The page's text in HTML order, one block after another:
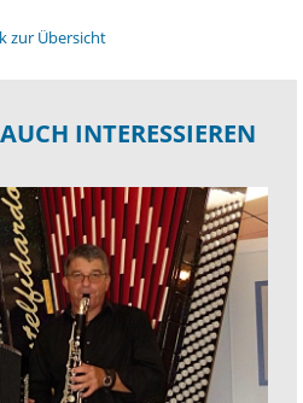
zur Übersicht
INTERESSIEREN